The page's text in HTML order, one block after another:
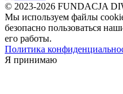
© 2023-2026 FUNDACJA
Мы используем файлы
безопасно пользоваться
его работы.
Политика
Я принимаю